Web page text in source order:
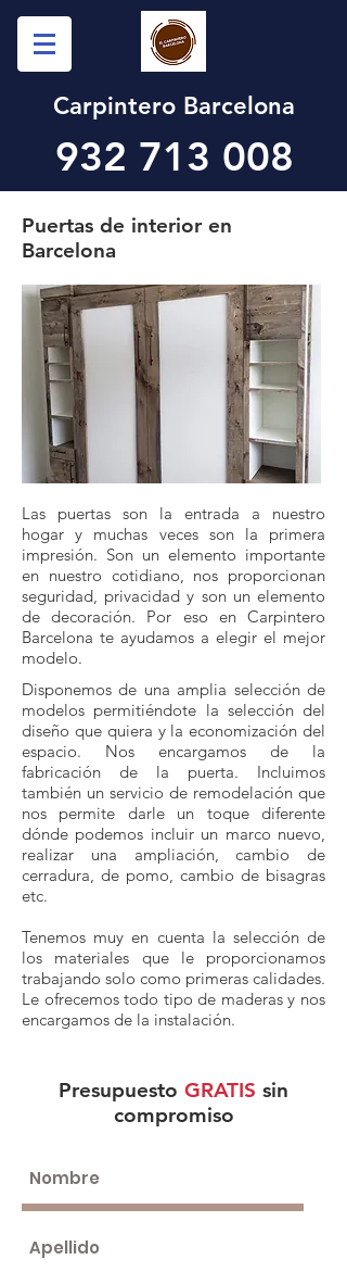
Puertas de interior en
Barcelona
Las puertas son la entrada a nuestro
hogar y muchas veces son la primera
impresión. Son un elemento importante
en nuestro cotidiano, nos proporcionan
seguridad, privacidad y son un elemento
de decoración. Por eso en Carpintero
Barcelona te ayudamos a elegir el mejor
modelo.
Disponemos de una amplia selección de
modelos permitiéndote la selección del
diseño que quiera y la economización del
espacio. Nos encargamos de la
fabricación de la puerta. Incluimos
también un servicio de remodelación que
nos permite darle un toque diferente
dónde podemos incluir un marco nuevo,
realizar una ampliación, cambio de
cerradura, de pomo, cambio de bisagras
etc.
Tenemos muy en cuenta la selección de
los materiales que le proporcionamos
trabajando solo como primeras calidades.
Le ofrecemos todo tipo de maderas y nos
encargamos de la instalación.
Presupuesto GRATIS sin
compromiso
Carpintero Barcelona
932 713 008